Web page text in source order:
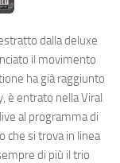
dalla deluxe
il movimento
ha già raggiunto
è entrato nella Viral
al programma di
che si trova in linea
di più il trio